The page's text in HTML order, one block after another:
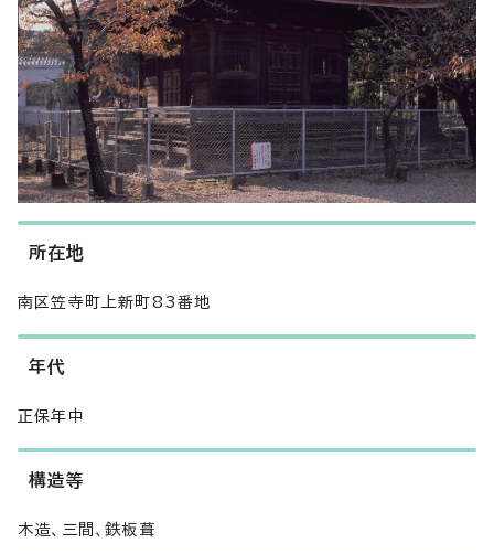
所在地
南区笠寺町上新町83番地
年代
正保年中
構造等
木造、三間、鉄板葺